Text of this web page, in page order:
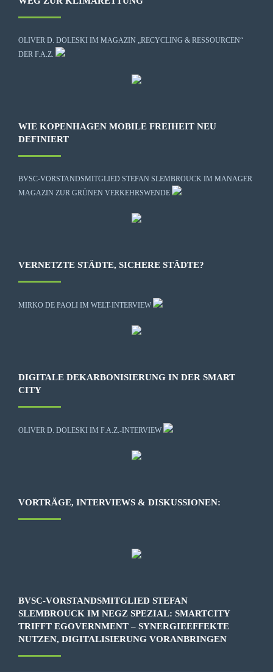
OLIVER D. DOLESKI IM MAGAZIN „RECYCLING & RESSOURCEN“
DER F.A.Z.
WIE KOPENHAGEN MOBILE FREIHEIT NEU
DEFINIERT
BVSC-VORSTANDSMITGLIED STEFAN SLEMBROUCK IM MANAGER
MAGAZIN ZUR GRÜNEN VERKEHRSWENDE
VERNETZTE STÄDTE, SICHERE STÄDTE?
MIRKO DE PAOLI IM WELT-INTERVIEW
DIGITALE DEKARBONISIERUNG IN DER SMART
CITY
OLIVER D. DOLESKI IM F.A.Z.-INTERVIEW
VORTRÄGE, INTERVIEWS & DISKUSSIONEN:
BVSC-VORSTANDSMITGLIED STEFAN
SLEMBROUCK IM NEGZ SPEZIAL: SMARTCITY
TRIFFT EGOVERNMENT – SYNERGIEEFFEKTE
NUTZEN, DIGITALISIERUNG VORANBRINGEN